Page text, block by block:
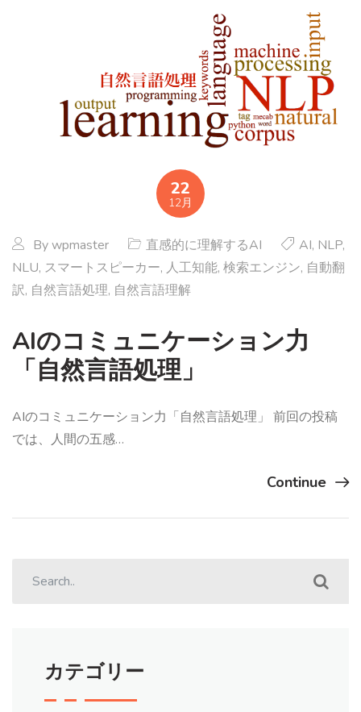
22
12月
Bywpmaster 直感的に理解するAI AI, NLP,
NLU, スマートスピーカー, 人工知能, 検索エンジン, 自動翻
訳, 自然言語処理, 自然言語理解
AIのコミュニケーション力
「自然言語処理」
AIのコミュニケーション力「自然言語処理」 前回の投稿
では、人間の五感…
Continue
カテゴリー